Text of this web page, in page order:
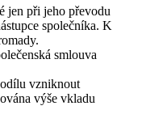
jen při jeho převodu
společníka. K
smlouva
vzniknout
výše vkladu